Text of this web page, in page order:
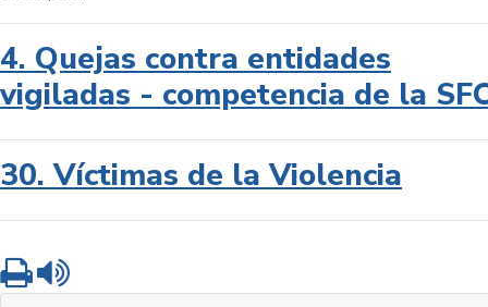
4. Quejas contra entidades
vigiladas - competencia de la
30. Víctimas de la Violencia
Imprimir